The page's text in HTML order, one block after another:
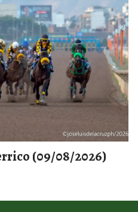
(09/08/2026)